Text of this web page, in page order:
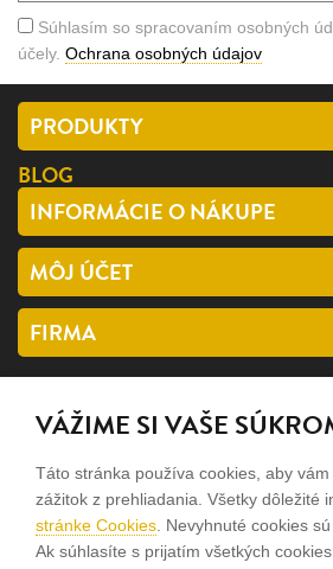
Súhlasím so spracovaním osobných
účely. Ochrana osobných údajov
PRODUKTY
BLOG
INFORMÁCIE O NÁKUPE
MÔJ ÚČET
FIRMA
SLEDUJTE NÁS
facebook
instagram
VÁŽIME SI VAŠE
Táto stránka používa cookies, aby
zážitok z prehliadania. Všetky dôležité
stránke Cookies . Nevyhnuté cookies
Ak súhlasíte s prijatím všetkých